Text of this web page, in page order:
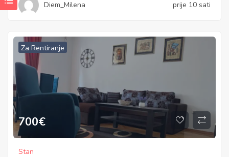
Diem_Milena prije 10 sati
Za Rentiranje
700€
Stan